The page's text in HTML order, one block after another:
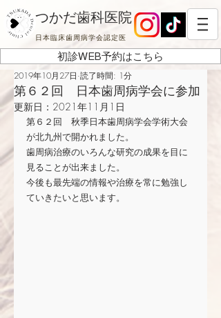
日本臨床歯周病学会認定医
つかだ歯科医院
初診WEB予約はこちら
第６２回 日本歯周病学会に参加
2019年10月27日 読了時間: 1分
更新日： 2021年11月1日
第６２回　秋季日本歯周病学会学術大会
が北九州で開かれました。
歯周病治療のいろんな研究の成果を目に
見ることが出来ました。
今後も最先端の情報や治療を常に勉強し
ていきたいと思います。